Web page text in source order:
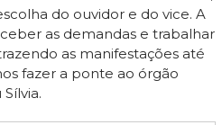
do ouvidor e do vice. A
as demandas e trabalhar
as manifestações até
fazer a ponte ao órgão